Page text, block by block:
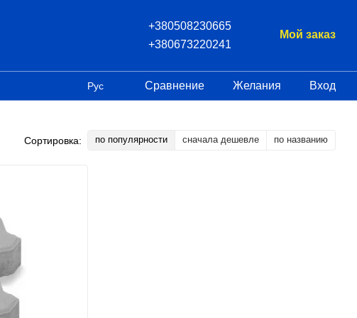
+380508230665
+380673220241
Мой заказ
Рус Сравнение Желания Вход
Сортировка: по популярности сначала дешевле по названию